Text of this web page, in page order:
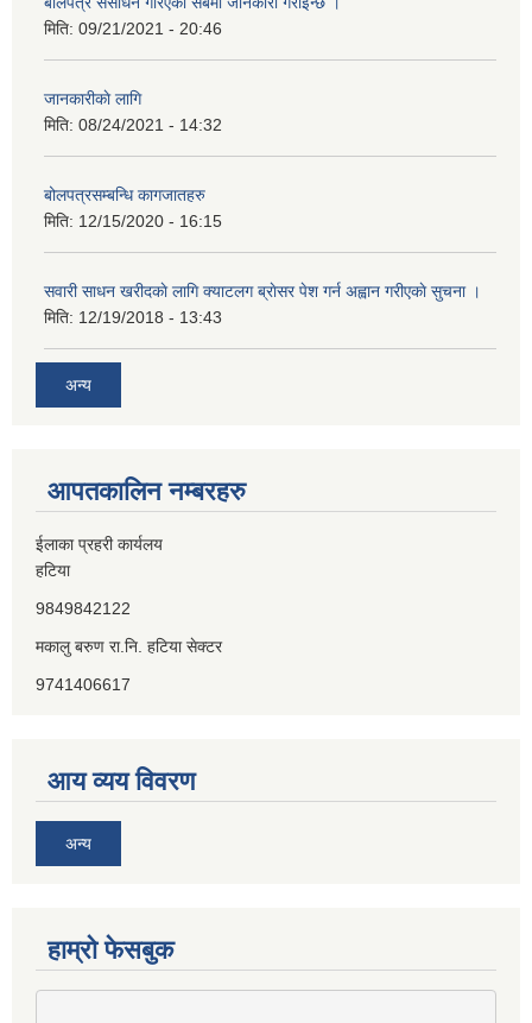
मिति: 09/21/2021 - 20:46
जानकारीकाे लागि
मिति: 08/24/2021 - 14:32
बोलपत्रसम्बन्धि कागजातहरु
मिति: 12/15/2020 - 16:15
सवारी साधन खरीदकाे लागि क्याटलग ब्राेसर पेश गर्न अह्वान गरीएकाे सुचना ।
मिति: 12/19/2018 - 13:43
अन्य
आपतकालिन नम्बरहरु
ईलाका प्रहरी कार्यलय
हटिया
9849842122
मकालु बरुण रा.नि. हटिया सेक्टर
9741406617
आय व्यय विवरण
अन्य
हाम्राे फेसबुक